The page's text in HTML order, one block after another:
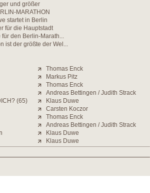
und größer
MARATHON
startet in Berlin
für die Hauptstadt
den Berlin-Marath...
ist der größte der Wel...
Thomas Enck
Markus Pitz
Thomas Enck
Andreas Bettingen / Judith Strack
(65)
Klaus Duwe
Carsten Koczor
Thomas Enck
Andreas Bettingen / Judith Strack
Klaus Duwe
Klaus Duwe